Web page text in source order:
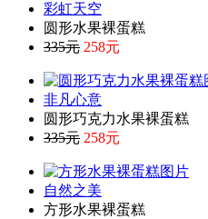
彩虹天空
圆形水果裸蛋糕
335元 258元
非凡心意
圆形巧克力水果裸蛋糕
335元 258元
自然之美
方形水果裸蛋糕